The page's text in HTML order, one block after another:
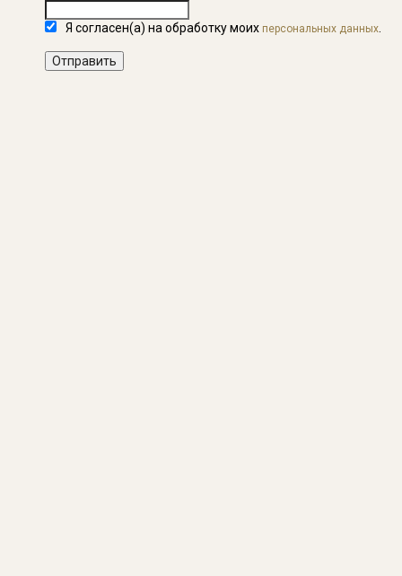
Я согласен(а) на обработку моих персональных данных